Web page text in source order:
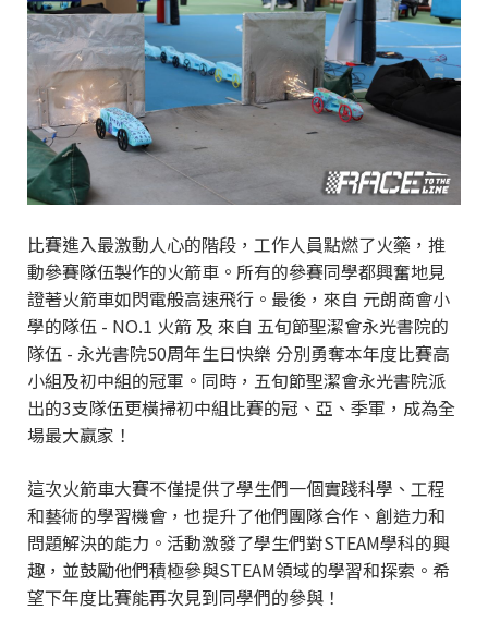
比賽進入最激動人心的階段，工作人員點燃了火藥，推
動參賽隊伍製作的火箭車。所有的參賽同學都興奮地見
證著火箭車如閃電般高速飛行。最後，來自 元朗商會小
學的隊伍 - NO.1 火箭 及 來自 五旬節聖潔會永光書院的
隊伍 - 永光書院50周年生日快樂 分別勇奪本年度比賽高
小組及初中組的冠軍。同時，五旬節聖潔會永光書院派
出的3支隊伍更橫掃初中組比賽的冠、亞、季軍，成為全
場最大嬴家！
這次火箭車大賽不僅提供了學生們一個實踐科學、工程
和藝術的學習機會，也提升了他們團隊合作、創造力和
問題解決的能力。活動激發了學生們對STEAM學科的興
趣，並鼓勵他們積極參與STEAM領域的學習和探索。希
望下年度比賽能再次見到同學們的參與！